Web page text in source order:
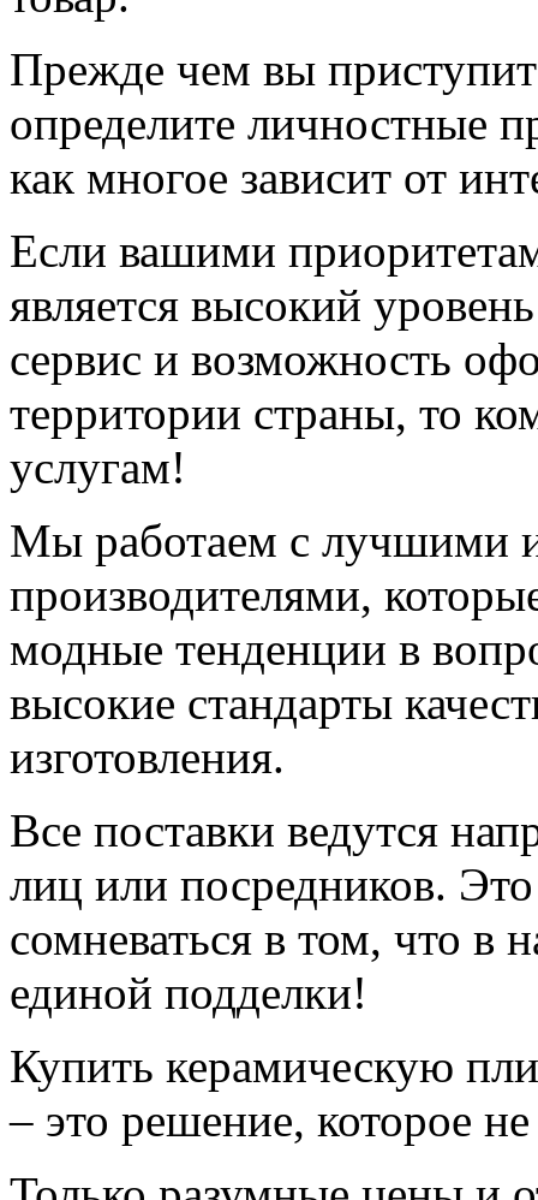
Прежде чем вы
определите личностные
как многое зависит от
Если вашими
является высокий
сервис и возможность
территории страны, то
услугам!
Мы работаем с лучшими
производителями,
модные тенденции в
высокие стандарты
изготовления.
Все поставки ведутся
лиц или посредников.
сомневаться в том, что в
единой подделки!
Купить керамическую
– это решение, которое